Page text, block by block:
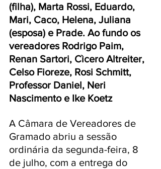
(filha), Marta Rossi, Eduardo,
Mari, Caco, Helena, Juliana
(esposa) e Prade. Ao fundo os
vereadores Rodrigo Paim,
Renan Sartori, Cìcero Altreiter,
Celso Fioreze, Rosi Schmitt,
Professor Daniel, Neri
Nascimento e Ike Koetz
A Câmara de Vereadores de
Gramado abriu a sessão
ordinária da segunda-feira, 8
de julho, com a entrega do